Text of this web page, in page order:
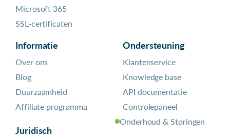
Microsoft 365
SSL-certificaten
Informatie
Over ons
Blog
Duurzaamheid
Affiliate programma
Juridisch
Ondersteuning
Klantenservice
Knowledge base
API documentatie
Controlepaneel
Onderhoud & Storingen